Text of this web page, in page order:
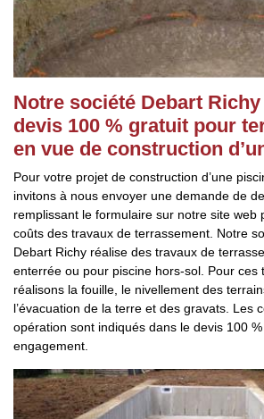
Notre société Debart
devis 100 % gratuit pour
en vue de construction
Pour votre projet de construction d’une
invitons à nous envoyer une demande de
remplissant le formulaire sur notre site web
coûts des travaux de terrassement. Notre
Debart Richy réalise des travaux de
enterrée ou pour piscine hors-sol. Pour ces
réalisons la fouille, le nivellement des
l’évacuation de la terre et des gravats. Les
opération sont indiqués dans le devis 100
engagement.